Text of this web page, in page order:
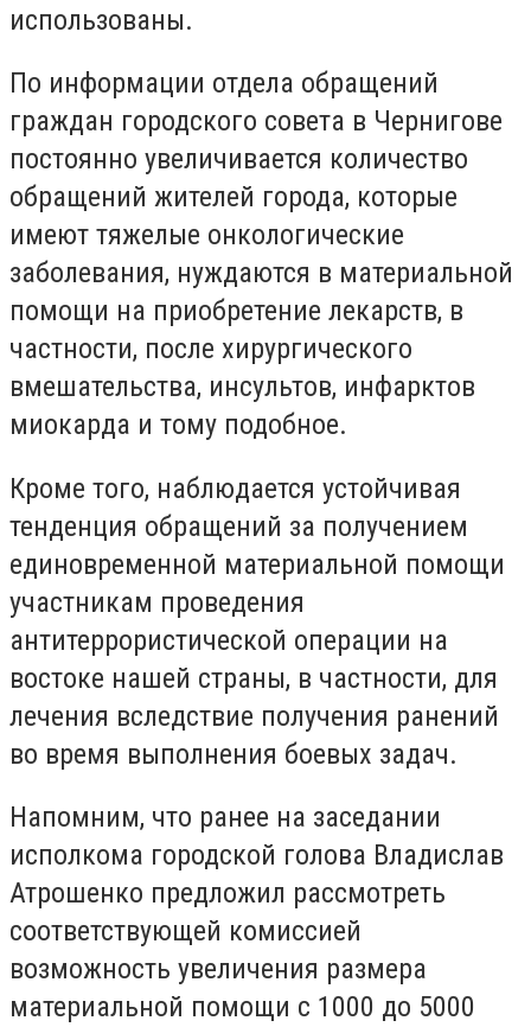
использованы.
По информации отдела обращений
граждан городского совета в Чернигове
постоянно увеличивается количество
обращений жителей города, которые
имеют тяжелые онкологические
заболевания, нуждаются в материальной
помощи на приобретение лекарств, в
частности, после хирургического
вмешательства, инсультов, инфарктов
миокарда и тому подобное.
Кроме того, наблюдается устойчивая
тенденция обращений за получением
единовременной материальной помощи
участникам проведения
антитеррористической операции на
востоке нашей страны, в частности, для
лечения вследствие получения ранений
во время выполнения боевых задач.
Напомним, что ранее на заседании
исполкома городской голова Владислав
Атрошенко предложил рассмотреть
соответствующей комиссией
возможность увеличения размера
материальной помощи с 1000 до 5000